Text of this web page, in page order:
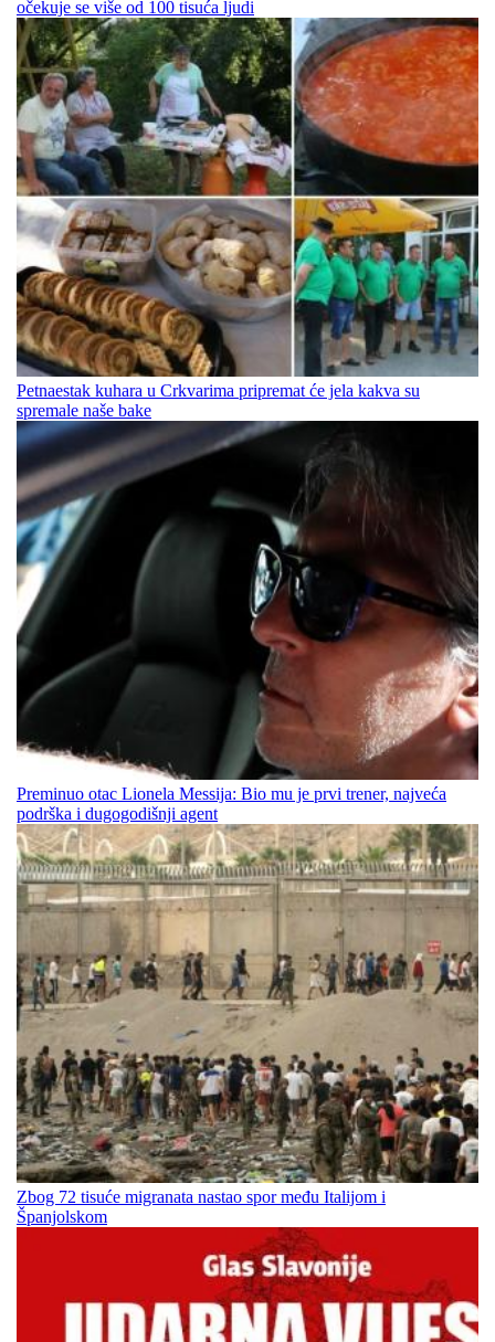
očekuje se više od 100 tisuća ljudi
Petnaestak kuhara u Crkvarima pripremat će jela kakva su
spremale naše bake
Preminuo otac Lionela Messija: Bio mu je prvi trener, najveća
podrška i dugogodišnji agent
Zbog 72 tisuće migranata nastao spor među Italijom i
Španjolskom